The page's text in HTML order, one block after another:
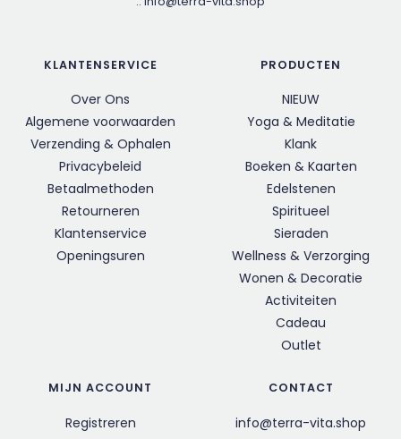
KLANTENSERVICE
Over Ons
Algemene voorwaarden
Verzending & Ophalen
Privacybeleid
Betaalmethoden
Retourneren
Klantenservice
Openingsuren
PRODUCTEN
NIEUW
Yoga & Meditatie
Klank
Boeken & Kaarten
Edelstenen
Spiritueel
Sieraden
Wellness & Verzorging
Wonen & Decoratie
Activiteiten
Cadeau
Outlet
MIJN ACCOUNT
Registreren
CONTACT
info@terra-vita.shop